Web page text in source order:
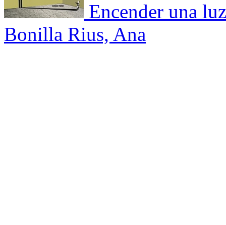
Encender una luz
Bonilla Rius, Ana